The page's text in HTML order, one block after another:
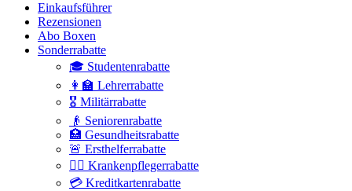
Einkaufsführer
Rezensionen
Abo Boxen
Sonderrabatte
🎓 Studentenrabatte
👩‍🏫 Lehrerrabatte
🎖️ Militärrabatte
👴 Seniorenrabatte
🏥 Gesundheitsrabatte
🚨 Ersthelferrabatte
👩‍⚕️ Krankenpflegerrabatte
💳 Kreditkartenrabatte